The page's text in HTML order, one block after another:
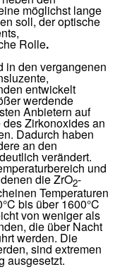
möglichst lange
soll, der optische
Rolle.
in den vergangenen
entwickelt
werdende
Anbietern auf
Zirkonoxides an
Dadurch haben
an den
verändert.
und
die ZrO2-
Temperaturen
bis über 1600°C
von weniger als
die über Nacht
werden. Die
sind extremen
ausgesetzt.